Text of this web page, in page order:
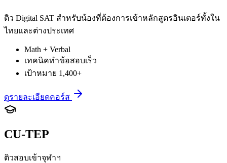
ติว Digital SAT สำหรับน้องที่ต้องการเข้าหลักสูตรอินเตอร์ทั้งใน
ไทยและต่างประเทศ
Math + Verbal
เทคนิคทำข้อสอบเร็ว
เป้าหมาย 1,400+
ดูรายละเอียดคอร์ส
CU-TEP
ติวสอบเข้าจุฬาฯ